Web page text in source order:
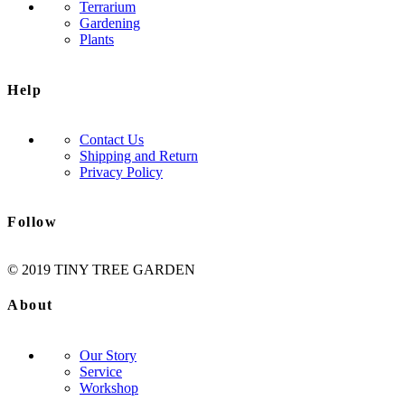
Terrarium
Gardening
Plants
Help
Contact Us
Shipping and Return
Privacy Policy
Follow
© 2019 TINY TREE GARDEN
About
Our Story
Service
Workshop